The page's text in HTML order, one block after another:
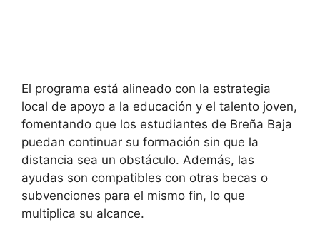
El programa está alineado con la estrategia
local de apoyo a la educación y el talento joven,
fomentando que los estudiantes de Breña Baja
puedan continuar su formación sin que la
distancia sea un obstáculo. Además, las
ayudas son compatibles con otras becas o
subvenciones para el mismo fin, lo que
multiplica su alcance.